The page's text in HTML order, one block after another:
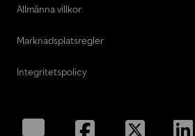
Allmänna villkor
Marknadsplatsregler
Integritetspolicy